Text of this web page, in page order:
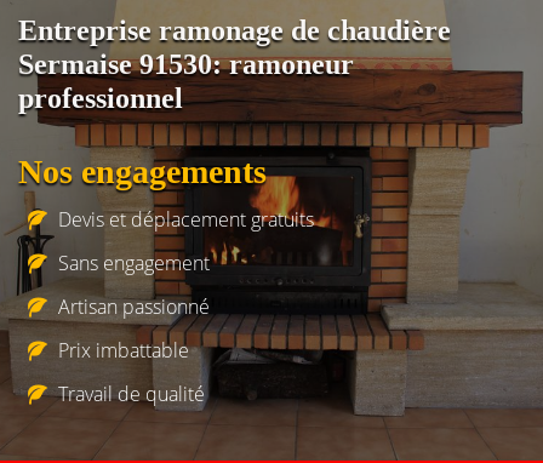
Entreprise ramonage de chaudière
Sermaise 91530: ramoneur
professionnel
Nos engagements
Devis et déplacement gratuits
Sans engagement
Artisan passionné
Prix imbattable
Travail de qualité